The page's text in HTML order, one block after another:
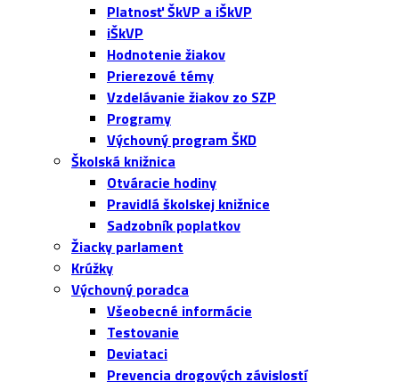
Platnosť ŠkVP a iŠkVP
iŠkVP
Hodnotenie žiakov
Prierezové témy
Vzdelávanie žiakov zo SZP
Programy
Výchovný program ŠKD
Školská knižnica
Otváracie hodiny
Pravidlá školskej knižnice
Sadzobník poplatkov
Žiacky parlament
Krúžky
Výchovný poradca
Všeobecné informácie
Testovanie
Deviataci
Prevencia drogových závislostí